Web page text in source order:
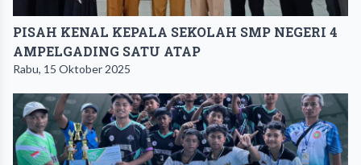
PISAH KENAL KEPALA SEKOLAH SMP NEGERI 4
AMPELGADING SATU ATAP
Rabu, 15 Oktober 2025